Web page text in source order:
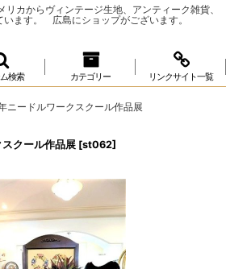
カからヴィンテージ生地、アンティーク雑貨、
ます。 広島にショップがございます。
検索 カテゴリー リンクサイト一覧
ニードルワークスクール作品展
クール作品展 [st062]